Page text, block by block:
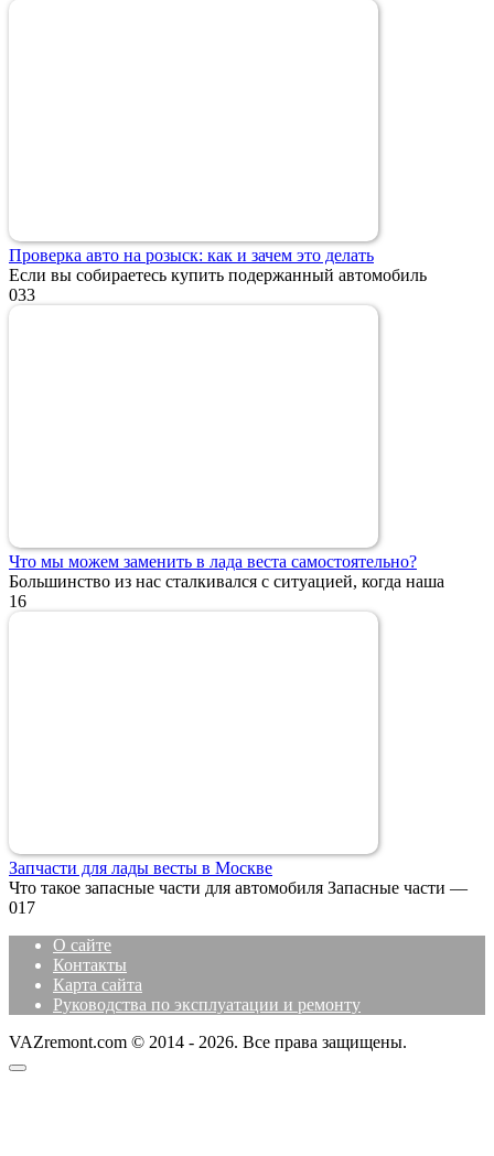
Проверка авто на розыск: как и зачем это делать
Если вы собираетесь купить подержанный автомобиль
033
Что мы можем заменить в лада веста самостоятельно?
Большинство из нас сталкивался с ситуацией, когда наша
16
Запчасти для лады весты в Москве
Что такое запасные части для автомобиля Запасные части —
017
О сайте
Контакты
Карта сайта
Руководства по эксплуатации и ремонту
VAZremont.com © 2014 - 2026. Все права защищены.